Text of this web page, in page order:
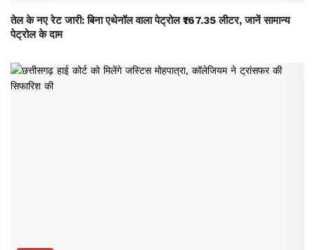
तेल के नए रेट जारी: बिना एथेनॉल वाला पेट्रोल ₹167.35 लीटर, जानें सामान्य
पेट्रोल के दाम